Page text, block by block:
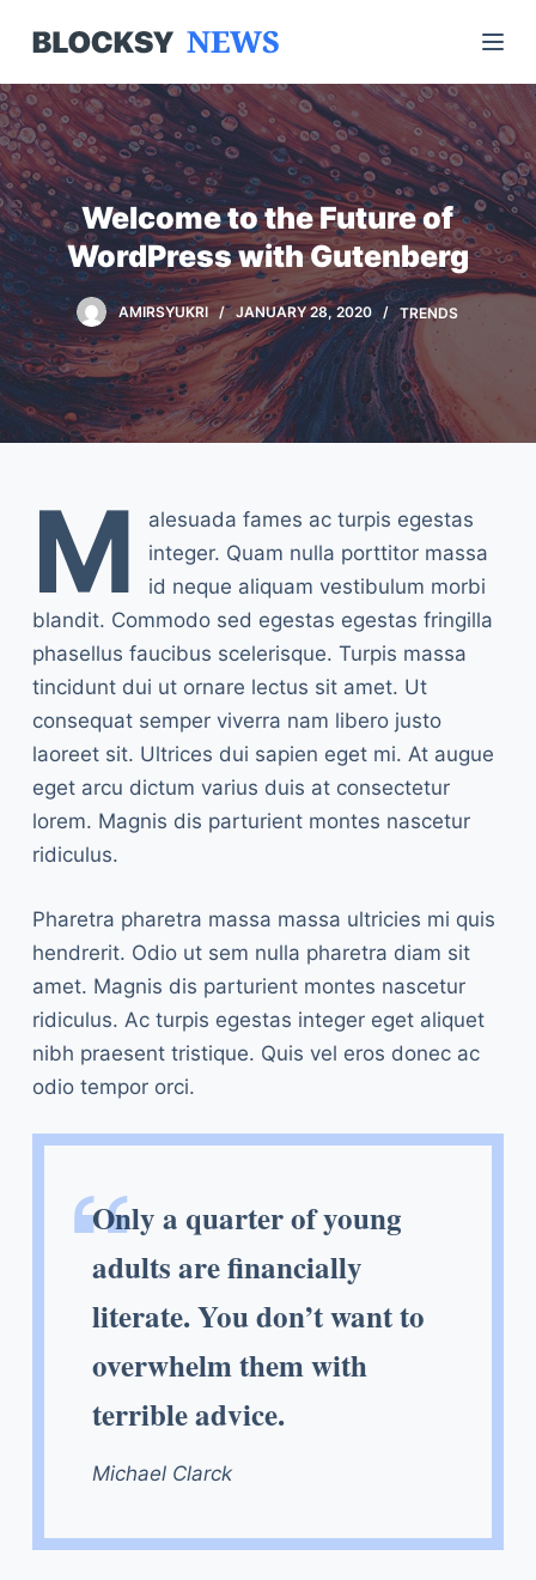
S
i
p
t
o
c
o
n
t
e
Welcome to the Future of
WordPress with Gutenberg
AMIRSYUKRI JANUARY 28, 2020 TRENDS
M
alesuada fames ac turpis egestas
integer. Quam nulla porttitor massa
id neque aliquam vestibulum morbi
blandit. Commodo sed egestas egestas fringilla
phasellus faucibus scelerisque. Turpis massa
tincidunt dui ut ornare lectus sit amet. Ut
consequat semper viverra nam libero justo
laoreet sit. Ultrices dui sapien eget mi. At augue
eget arcu dictum varius duis at consectetur
lorem. Magnis dis parturient montes nascetur
ridiculus.
Pharetra pharetra massa massa ultricies mi quis
hendrerit. Odio ut sem nulla pharetra diam sit
amet. Magnis dis parturient montes nascetur
ridiculus. Ac turpis egestas integer eget aliquet
nibh praesent tristique. Quis vel eros donec ac
odio tempor orci.
Only a quarter of young
adults are financially
literate. You don’t want to
overwhelm them with
terrible advice.
Michael Clarck